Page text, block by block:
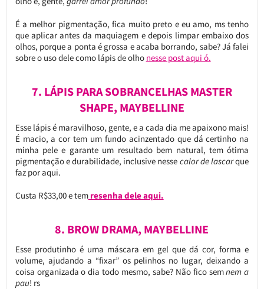
É a melhor pigmentação, fica muito preto e eu amo, ms tenho
que aplicar antes da maquiagem e depois limpar embaixo dos
olhos, porque a ponta é grossa e acaba borrando, sabe? Já falei
sobre o uso dele como lápis de olho nesse post aqui ó.
7. LÁPIS PARA SOBRANCELHAS MASTER
SHAPE, MAYBELLINE
Esse lápis é maravilhoso, gente, e a cada dia me apaixono mais!
É macio, a cor tem um fundo acinzentado que dá certinho na
minha pele e garante um resultado bem natural, tem ótima
pigmentação e durabilidade, inclusive nesse calor de lascarque
faz por aqui.
Custa R$33,00 e temresenha dele aqui.
8. BROW DRAMA, MAYBELLINE
Esse produtinho é uma máscara em gel que dá cor, forma e
volume, ajudando a “fixar” os pelinhos no lugar, deixando a
coisa organizada o dia todo mesmo, sabe? Não fico semnem a
pau! rs